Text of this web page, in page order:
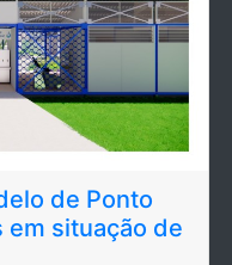
de Ponto
em situação de